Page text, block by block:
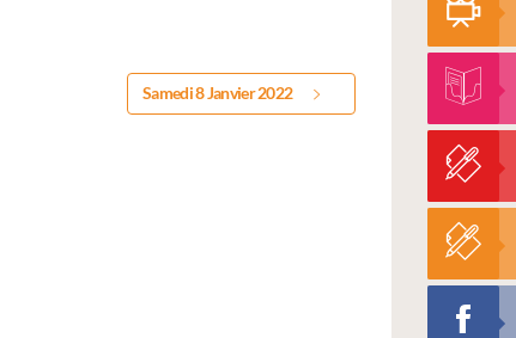
Samedi 8 Janvier 2022